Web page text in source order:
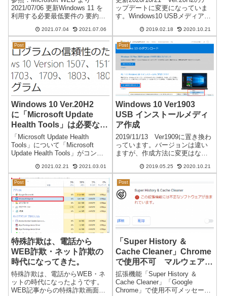
2021/07/06 更新Windows 11 を
利用する必要最低要件の 要約詳
確認できます。↓Windows 11 の
システム要件、機能、デバイス
の要件につい...
2021.07.04 2021.07.06
ップデートに変更になっていま
す。Windows10 USBメディア
ョンアップが無料になったので
気にすることなくバージョンア
ップを行っています。個人的に
は、複数...
2019.02.18 2020.10.21
Post
Windows 10 Ver.20H2
に「Microsoft Update
Health Tools」は必要なの
か？ KB4023057
「Microsoft Update Health
Tools」について「Microsoft
Update Health Tools」がコント
した。（2021/02/21 に起動した
複数のパソコンで確認）バージ
ョン...
2021.02.21 2021.03.01
Post
Windows 10 Ver1903
USB インストールメディ
ア作成
2019/11/13 Ver1909に置き換わ
っています。バージョンは違い
ますが、作成方法に変更はない
Ver.20H2のアップデートに変更
になっています。Windows 10
Ver1903 USB イ...
2019.05.25 2020.10.21
Post
特殊詐欺は、電話から
WEB詐欺・ネット詐欺の
時代になってきた。
特殊詐欺は、電話からWEB・ネ
ットの時代になったようです。
WEB記事からの特殊詐欺画面・
Post
「Super History ＆
Cache Cleaner」Chrome
で使用不可 マルウェアが
含まれている…
拡張機能「Super History ＆
Cache Cleaner」「Google
Chrome」で使用不可メッセージ